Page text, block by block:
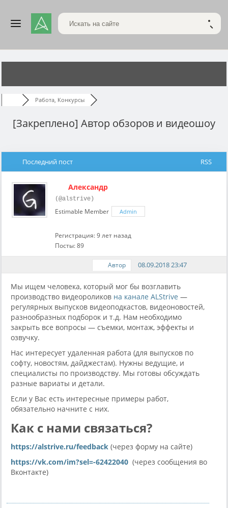
Поиск по сайту
Работа, Конкурсы
[Закреплено] Автор обзоров и видеошоу
Последний пост RSS
Александр
(@alstrive)
Estimable Member Admin
Регистрация: 9 лет назад
Посты: 89
Автор 08.09.2018 23:47
Мы ищем человека, который мог бы возглавить
производство видеороликов на канале ALStrive —
регулярных выпусков видеоподкастов, видеоновостей,
разнообразных подборок и т.д. Нам необходимо
закрыть все вопросы — съемки, монтаж, эффекты и
озвучку.
Нас интересует удаленная работа (для выпусков по
софту, новостям, дайджестам). Нужны ведущие, и
специалисты по производству. Мы готовы обсуждать
разные вариаты и детали.
Если у Вас есть интересные примеры работ,
обязательно начните с них.
Как с нами связаться?
https://alstrive.ru/feedback (через форму на сайте)
https://vk.com/im?sel=-62422040 (через сообщения во
Вконтакте)